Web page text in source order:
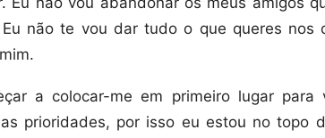
não te vou dar tudo o que queres nos
a colocar-me em primeiro lugar para
prioridades, por isso eu estou no topo